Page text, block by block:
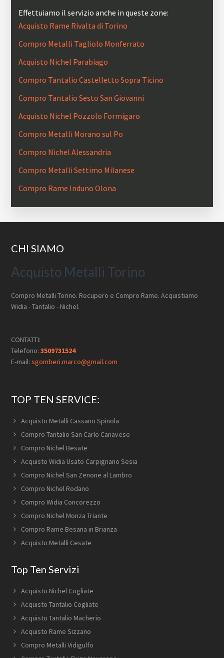
Effettuiamo il servizio anche in queste zone:
Acquisto Rame Rivalta di Torino
Compro Metalli Tagliolo Monferrato
Acquisto Nichel Parabiago
Compro Tantalio Castelletto Sopra Ticino
Compro Tantalio Sesto San Giovanni
Acquisto Nichel Pozzolo Formigaro
Compro Metalli Morano sul Po
Compro Nichel Alessandria
Compro Metalli Settimo Milanese
Compro Rame Induno Olona
Footer
CHI SIAMO
Acquisto Metalli Torino
Compro Metalli Torino. Recupero e Compro Rame. Acquistiamo
Widia - Tantalio - Nichel.
CONTATTI:
Telefono:3509731524
E-mail:sgomberi.marco@gmail.com
TOP TEN SERVICE:
Acquisto Metalli Cassano Spinola
Compro Tantalio San Carlo Canavese
Compro Nichel Besate
Acquisto Widia Usato Carpignano Sesia
Compro Nichel San Zenone al Lambro
Compro Nichel Rodano
Compro Widia Concorezzo
Compro Nichel Monza Triante
Compro Rame Besana in Brianza
Acquisto Metalli Cesate
Top Ten Servizi
Acquisto Nichel Cogliate
Acquisto Tantalio Cogliate
Acquisto Tantalio Macherio
Acquisto Rame Sizzano
Compro Metalli Vidigulfo